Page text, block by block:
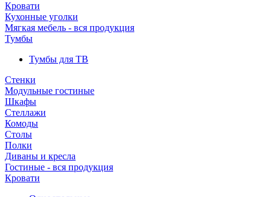
Кровати
Кухонные уголки
Мягкая мебель - вся продукция
Тумбы
Тумбы для ТВ
Стенки
Модульные гостиные
Шкафы
Стеллажи
Комоды
Столы
Полки
Диваны и кресла
Гостиные - вся продукция
Кровати